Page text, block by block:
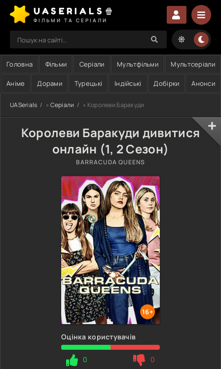
UASERIALS🍿
ФІЛЬМИ ТА СЕРІАЛИ
Головна Фільми Серіали Мультфільми Мультсеріали
Аніме Дорами Турецькі Індійські Добірки Анонси
UASerials » Серіали » Королеви Баракуди
Королеви Баракуди дивитися
онлайн (1, 2 Сезон)
BARRACUDA QUEENS
16+
Оцінка користувачів
0 0